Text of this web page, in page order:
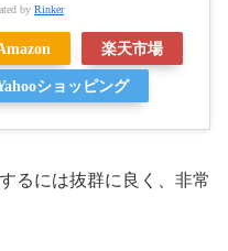
by Rinker
楽天市場
ショッピング
るには抜群に良く、非常